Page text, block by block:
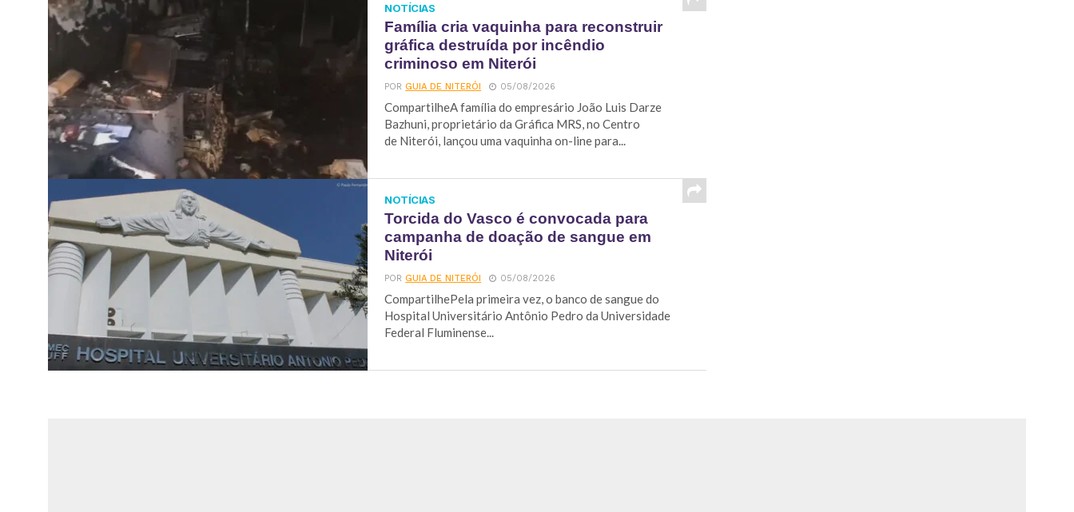
NOTÍCIAS
Família cria vaquinha para reconstruir
gráfica destruída por incêndio
criminoso em Niterói
PORGUIA DE NITERÓI 05/08/2026
CompartilheA família do empresário João Luis Darze
Bazhuni, proprietário da Gráfica MRS, no Centro
de Niterói, lançou uma vaquinha on-line para...
NOTÍCIAS
Torcida do Vasco é convocada para
campanha de doação de sangue em
Niterói
PORGUIA DE NITERÓI 05/08/2026
CompartilhePela primeira vez, o banco de sangue do
Hospital Universitário Antônio Pedro da Universidade
Federal Fluminense...